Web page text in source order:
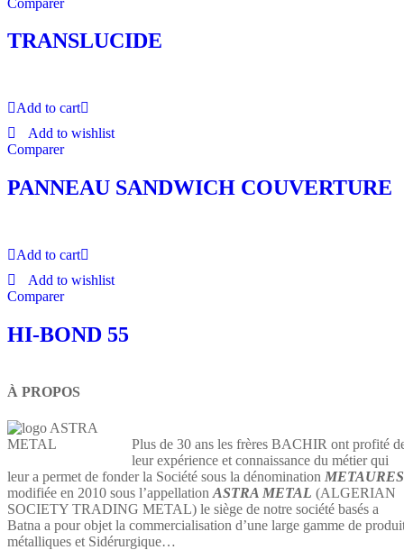
TRANSLUCIDE
Add to cart
Add to wishlist
Comparer
PANNEAU SANDWICH COUVERTURE
Add to cart
Add to wishlist
Comparer
HI-BOND 55
À PROPOS
Plus de 30 ans les frères BACHIR ont profité
leur expérience et connaissance du métier qui
leur a permet de fonder la Société sous la dénomination METAURES
modifiée en 2010 sous l’appellation ASTRA METAL (ALGERIAN
SOCIETY TRADING METAL) le siège de notre société basés a
Batna a pour objet la commercialisation d’une large gamme de
métalliques et Sidérurgique…